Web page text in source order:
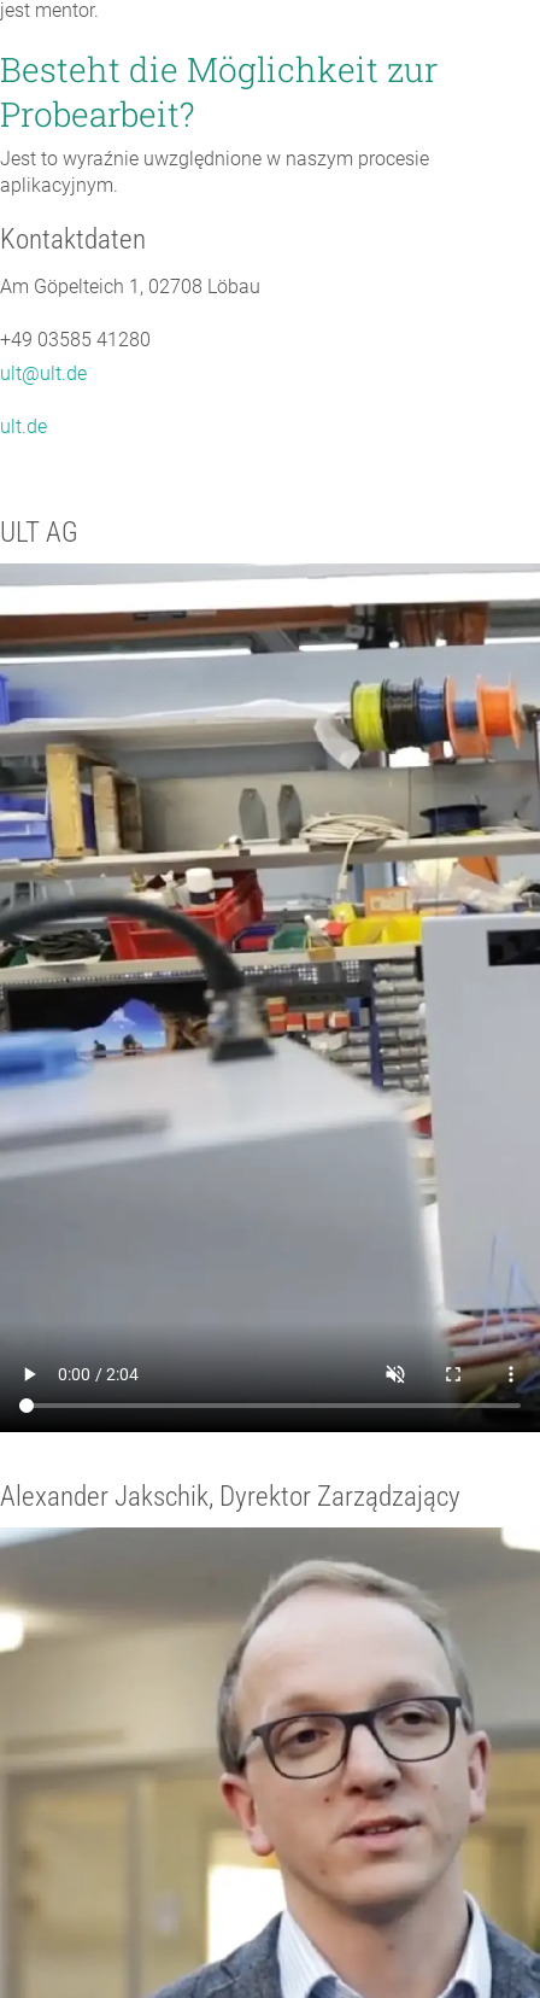
jest mentor.
Besteht die Möglichkeit zur
Probearbeit?
Jest to wyraźnie uwzględnione w naszym procesie
aplikacyjnym.
Kontaktdaten
Am Göpelteich 1, 02708 Löbau
+49 03585 41280
ult@ult.de
ult.de
ULT AG
Alexander Jakschik, Dyrektor Zarządzający